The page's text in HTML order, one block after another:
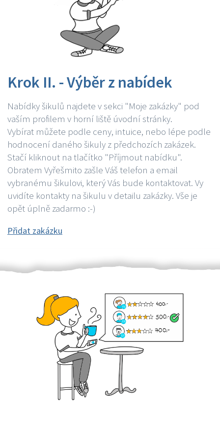
Krok II. - Výběr z nabídek
Nabídky šikulů najdete v sekci "Moje zakázky" pod
vaším profilem v horní liště úvodní stránky.
Vybírat můžete podle ceny, intuice, nebo lépe podle
hodnocení daného šikuly z předchozích zakázek.
Stačí kliknout na tlačítko "Příjmout nabídku".
Obratem Vyřešmito zašle Váš telefon a email
vybranému šikulovi, který Vás bude kontaktovat. Vy
uvidíte kontakty na šikulu v detailu zakázky. Vše je
opět úplně zadarmo :-)
Přidat zakázku